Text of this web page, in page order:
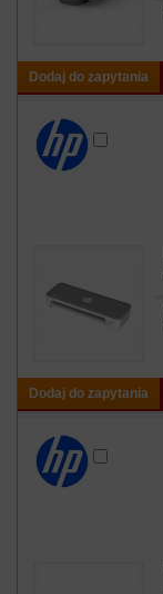
Dodaj do zapytania
Dodaj do zapytania